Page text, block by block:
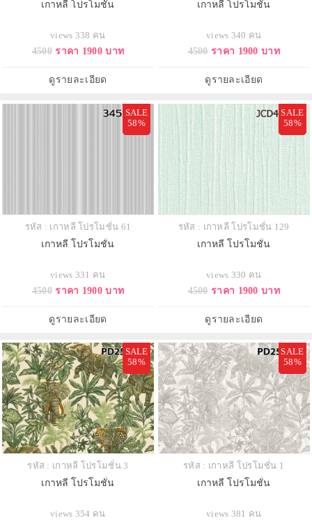
เกาหลี โปรโมชั่น
views 338 คน
4500 ราคา 1900 บาท
ดูรายละเอียด
เกาหลี โปรโมชั่น
views 340 คน
4500 ราคา 1900 บาท
ดูรายละเอียด
SALE
58%
รหัส : เกาหลี โปรโมชั่น 61
เกาหลี โปรโมชั่น
views 331 คน
4500 ราคา 1900 บาท
ดูรายละเอียด
SALE
58%
รหัส : เกาหลี โปรโมชั่น 129
เกาหลี โปรโมชั่น
views 330 คน
4500 ราคา 1900 บาท
ดูรายละเอียด
SALE
58%
รหัส : เกาหลี โปรโมชั่น 3
เกาหลี โปรโมชั่น
views 354 คน
SALE
58%
รหัส : เกาหลี โปรโมชั่น 1
เกาหลี โปรโมชั่น
views 381 คน